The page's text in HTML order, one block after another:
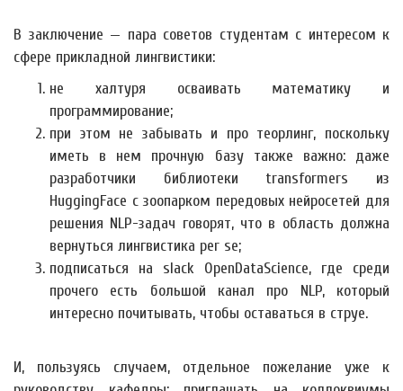
В заключение — пара советов студентам с интересом к
сфере прикладной лингвистики:
не халтуря осваивать математику и
программирование;
при этом не забывать и про теорлинг, поскольку
иметь в нем прочную базу также важно: даже
разработчики библиотеки transformers из
HuggingFace с зоопарком передовых нейросетей для
решения NLP-задач говорят, что в область должна
вернуться лингвистика per se;
подписаться на slack OpenDataScience, где среди
прочего есть большой канал про NLP, который
интересно почитывать, чтобы оставаться в струе.
И, пользуясь случаем, отдельное пожелание уже к